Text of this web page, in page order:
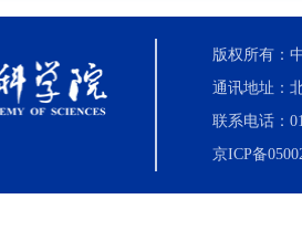
版权所有：
通讯地址：
联系电话：
京ICP备